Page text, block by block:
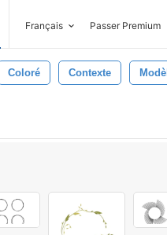
Français Passer Premium
Coloré Contexte